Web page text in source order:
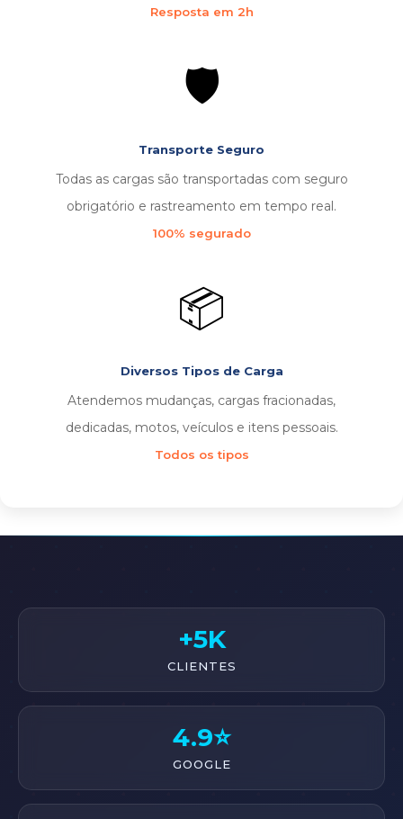
Resposta em 2h
🛡️
Transporte Seguro
Todas as cargas são transportadas com seguro
obrigatório e rastreamento em tempo real.
100% segurado
📦
Diversos Tipos de Carga
Atendemos mudanças, cargas fracionadas,
dedicadas, motos, veículos e itens pessoais.
Todos os tipos
+5K
CLIENTES
4.9⭐
GOOGLE